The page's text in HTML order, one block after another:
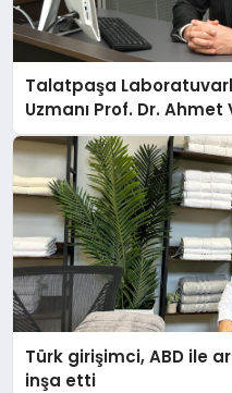
Talatpaşa
Uzmanı Prof. Dr. Ahmet
Türk girişimci, ABD ile
inşa etti